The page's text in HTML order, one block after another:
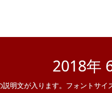
2018年
明文が入ります。フォントサイ